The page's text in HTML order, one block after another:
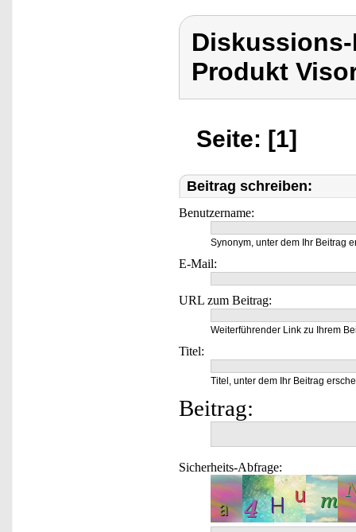
Produkt
Seite: [1]
Beitrag schreiben:
Benutzername:
Synonym, unter dem Ihr Beitrag
E-Mail:
URL zum Beitrag:
Weiterführender Link zu Ihrem
Titel:
Titel, unter dem Ihr Beitrag
Beitrag:
Sicherheits-Abfrage: